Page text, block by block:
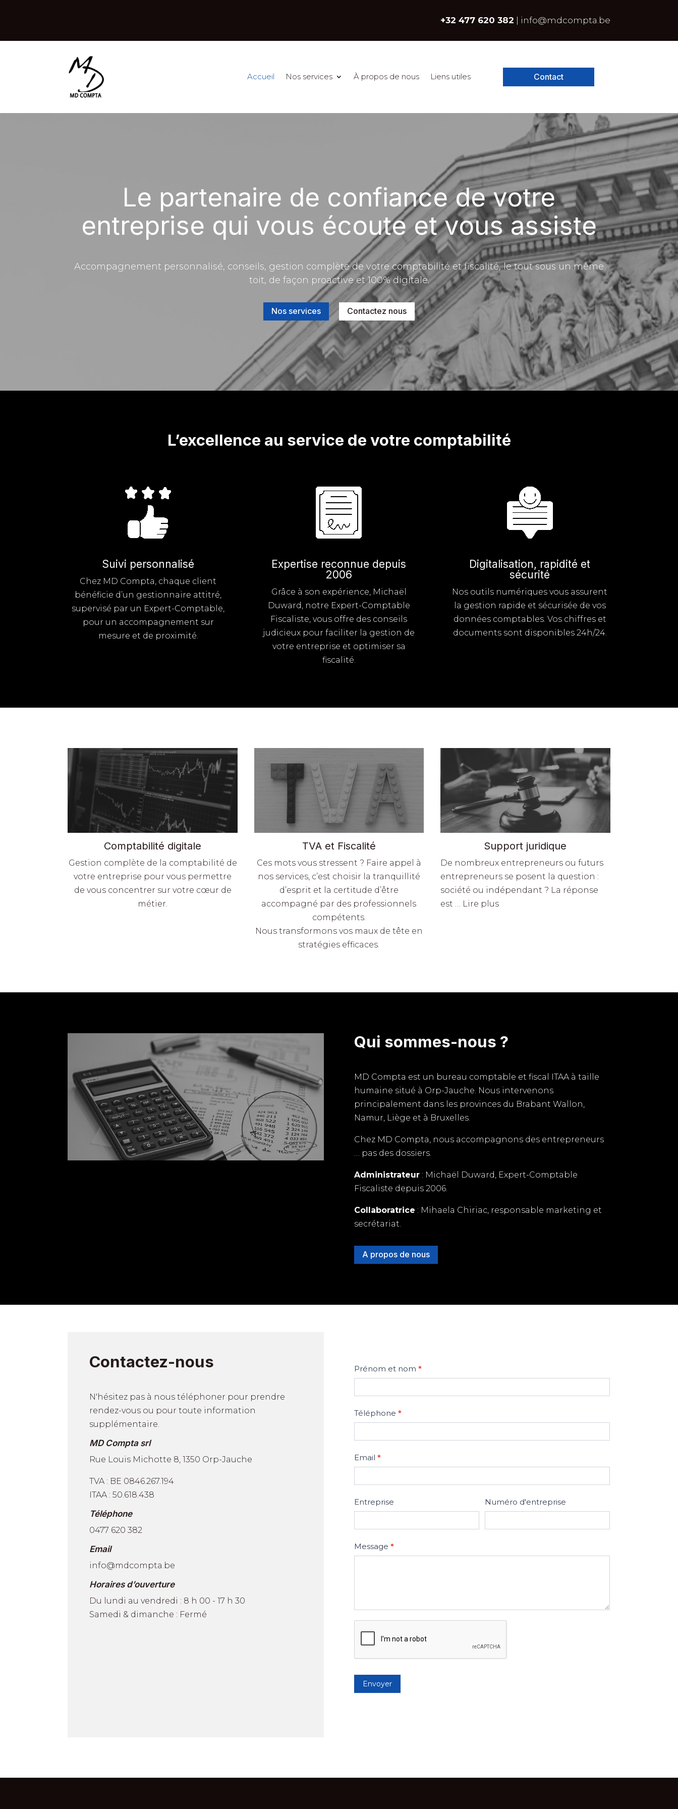
+32 477 620 382 | info@mdcompta.be
Accueil Nos services À propos de nous Liens utiles Contact
Le partenaire de confiance de votre
entreprise qui vous écoute et vous assiste
Accompagnement personnalisé, conseils, gestion complète de votre comptabilité et fiscalité, le tout sous un même
toit, de façon proactive et 100% digitale.
Nos services Contactez nous
L’excellence au service de votre comptabilité
Suivi personnalisé
Chez MD Compta, chaque client
bénéficie d’un gestionnaire attitré,
supervisé par un Expert-Comptable,
pour un accompagnement sur
mesure et de proximité.
Expertise reconnue depuis
2006
Grâce à son expérience, Michaël
Duward, notre Expert-Comptable
Fiscaliste, vous offre des conseils
judicieux pour faciliter la gestion de
votre entreprise et optimiser sa
fiscalité.
Digitalisation, rapidité et
sécurité
Nos outils numériques vous assurent
la gestion rapide et sécurisée de vos
données comptables. Vos chiffres et
documents sont disponibles 24h/24.
Comptabilité digitale
Gestion complète de la comptabilité de
votre entreprise pour vous permettre
de vous concentrer sur votre cœur de
métier.
TVA et Fiscalité
Ces mots vous stressent ? Faire appel à
nos services, c’est choisir la tranquillité
d’esprit et la certitude d’être
accompagné par des professionnels
compétents.
Nous transformons vos maux de tête en
stratégies efficaces.
Support juridique
De nombreux entrepreneurs ou futurs
entrepreneurs se posent la question :
société ou indépendant ? La réponse
est … Lire plus
Qui sommes-nous ?
MD Compta est un bureau comptable et fiscal ITAA à taille
humaine situé à Orp-Jauche. Nous intervenons
principalement dans les provinces du Brabant Wallon,
Namur, Liège et à Bruxelles.
Chez MD Compta, nous accompagnons des entrepreneurs
… pas des dossiers.
Administrateur: Michaël Duward, Expert-Comptable
Fiscaliste depuis 2006.
Collaboratrice : Mihaela Chiriac, responsable marketing et
secrétariat.
A propos de nous
Contactez-nous
N'hésitez pas à nous téléphoner pour prendre
rendez-vous ou pour toute information
supplémentaire.
MD Compta srl
Rue Louis Michotte 8, 1350 Orp-Jauche
TVA : BE 0846.267.194
ITAA : 50.618.438
Téléphone
0477 620 382
Email
info@mdcompta.be
Horaires d’ouverture
Du lundi au vendredi : 8 h 00 - 17 h 30
Samedi & dimanche : Fermé
Contactez-
nous
Prénom et nom *
Téléphone *
Email *
Entreprise Numéro d'entreprise
Message *
Envoyer